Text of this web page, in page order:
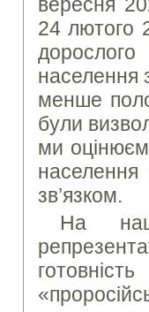
24 лютого
населення
менше
були
ми
зв’язком.
На